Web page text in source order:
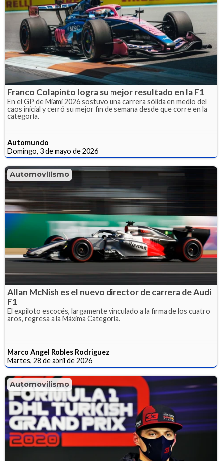
Franco Colapinto logra su mejor resultado en la F1
En el GP de Miami 2026 sostuvo una carrera sólida en medio del
caos inicial y cerró su mejor fin de semana desde que corre en la
categoría.
Automundo
Domingo, 3 de mayo de 2026
Automovilismo
Allan McNish es el nuevo director de carrera de Audi
F1
El expiloto escocés, largamente vinculado a la firma de los cuatro
aros, regresa a la Máxima Categoría.
Marco Angel Robles Rodriguez
Martes, 28 de abril de 2026
Automovilismo